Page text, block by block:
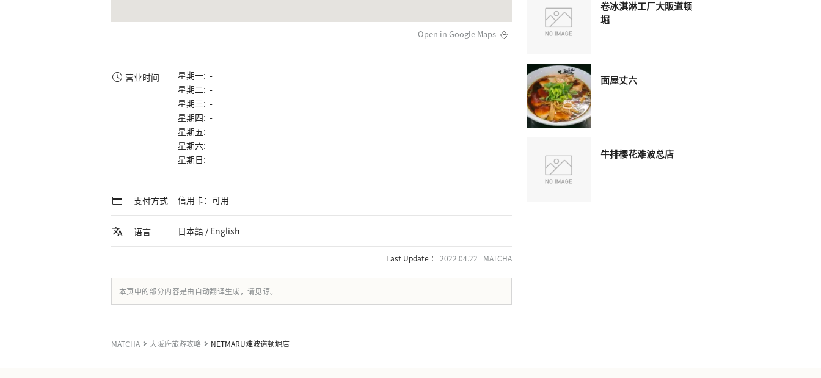
Open in Google Maps
营业时间
星期一: -
星期二: -
星期三: -
星期四: -
星期五: -
星期六: -
星期日: -
支付方式 信用卡：可用
语言 日本語 / English
Last Update ： 2022.04.22 MATCHA
本页中的部分内容是由自动翻译生成，请见谅。
卷冰淇淋工厂大阪道顿
堀
面屋丈六
牛排樱花难波总店
MATCHA 大阪府旅游攻略 NETMARU难波道顿堀店